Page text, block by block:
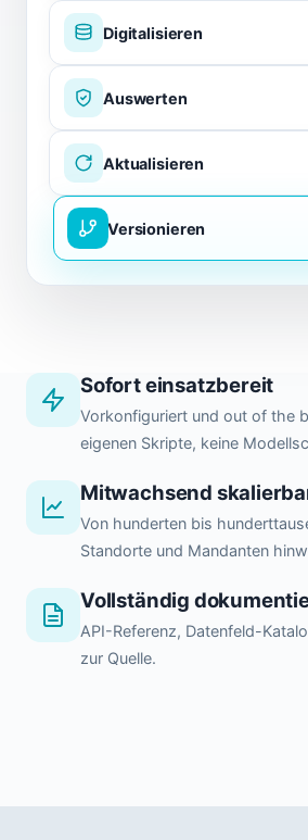
Digitalisieren
Auswerten
Aktualisieren
Versionieren
Sofort einsatzbereit
Vorkonfiguriert und out of the
eigenen Skripte, keine
Mitwachsend
Von hunderten bis
Standorte und Mandanten
Vollständig
API-Referenz, Datenfeld-
zur Quelle.